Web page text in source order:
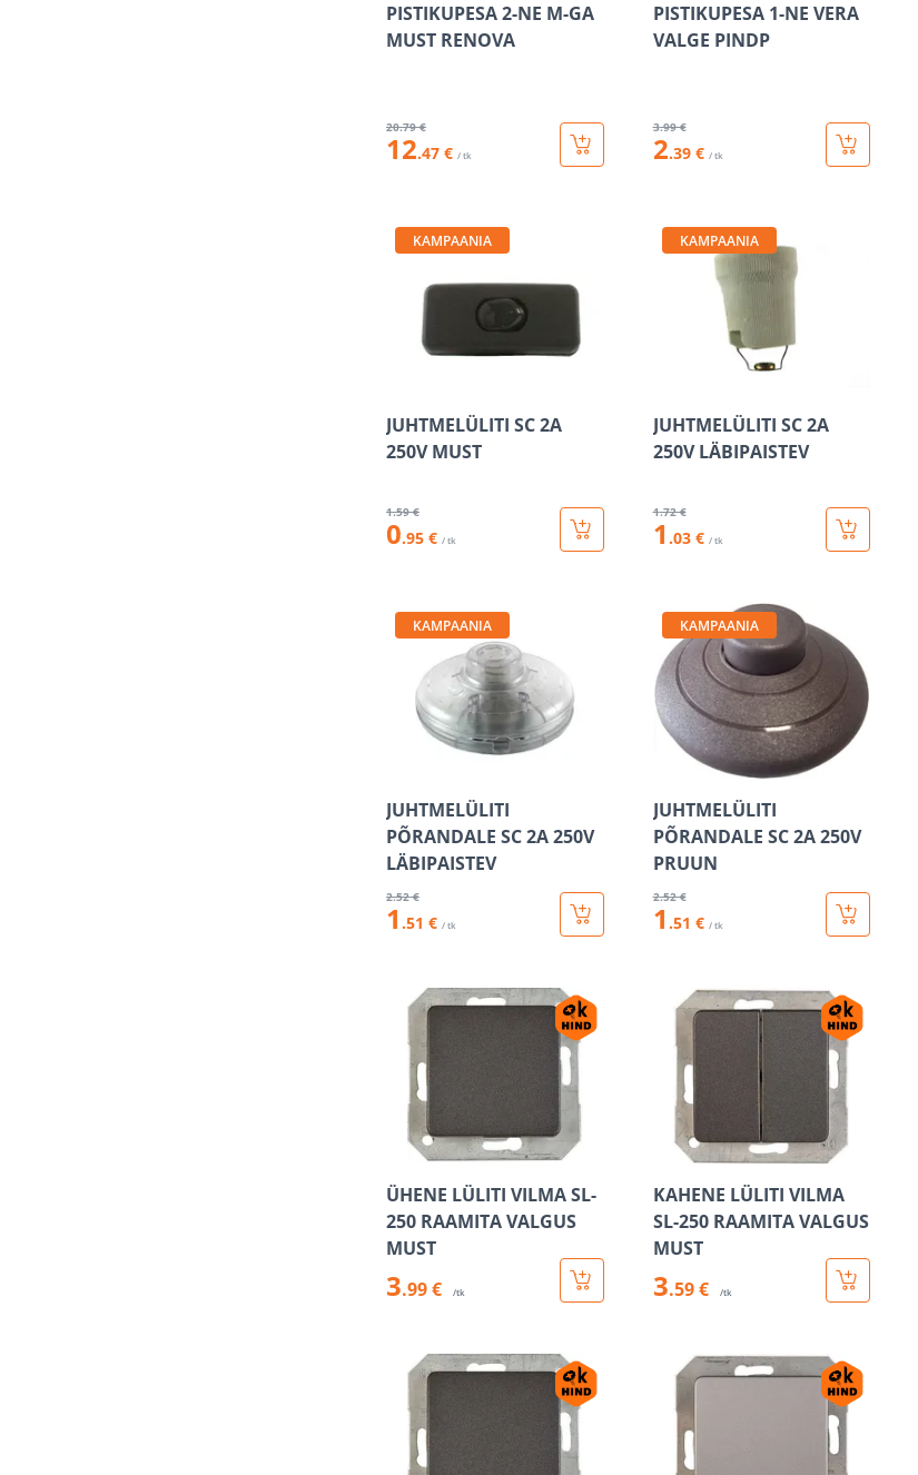
PISTIKUPESA 2-NE M-GA
MUST RENOVA
20.79 €
12.47 € / tk
PISTIKUPESA 1-NE VERA
VALGE PINDP
3.99 €
2.39 € / tk
KAMPAANIA
JUHTMELÜLITI SC 2A
250V MUST
1.59 €
0.95 € / tk
KAMPAANIA
JUHTMELÜLITI SC 2A
250V LÄBIPAISTEV
1.72 €
1 .03 € / tk
KAMPAANIA
JUHTMELÜLITI
PÕRANDALE SC 2A 250V
LÄBIPAISTEV
2.52 €
1 .51 € / tk
KAMPAANIA
JUHTMELÜLITI
PÕRANDALE SC 2A 250V
PRUUN
2.52 €
1 .51 € / tk
ÜHENE LÜLITI VILMA SL-
250 RAAMITA VALGUS
MUST
3.99 € /tk
KAHENE LÜLITI VILMA
SL-250 RAAMITA VALGUS
MUST
3.59 € /tk